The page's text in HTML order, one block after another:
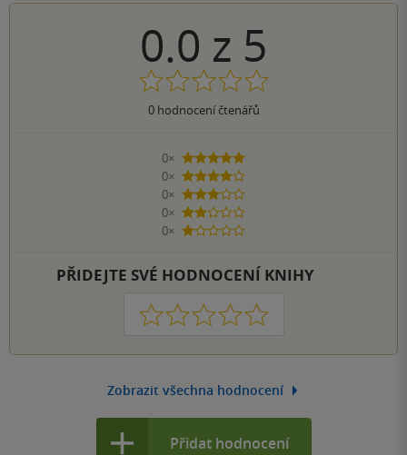
0.0 z 5
0hodnocení čtenářů
0×
5 hvězdiček
0×
4 hvězdičky
0×
3 hvězdičky
0×
2 hvězdičky
0×
1 hvezdička
PŘIDEJTE SVÉ HODNOCENÍ KNIHY
1 2 3 4 5
Zobrazit všechna hodnocení
Přidat hodnocení